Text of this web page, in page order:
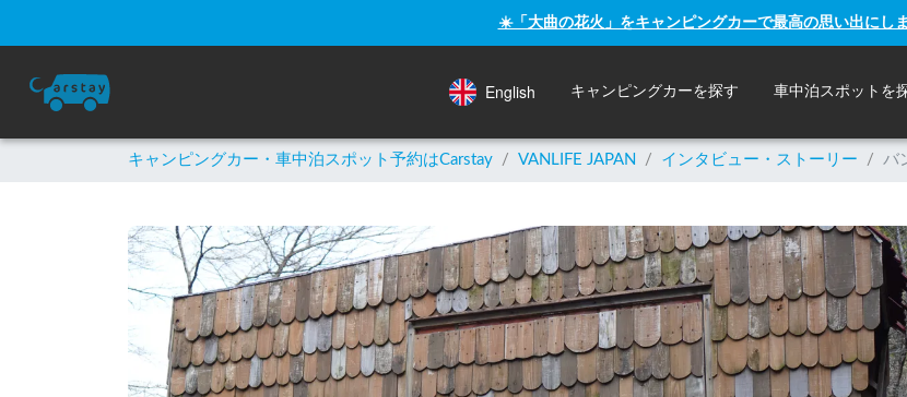
☀️「大曲の花火」をキャンピングカーで最高の思い出にし
English キャンピングカーを探す 車中泊スポットを
キャンピングカー・車中泊スポット予約はCarstay / VANLIFE JAPAN / インタビュー・ストーリー / バ